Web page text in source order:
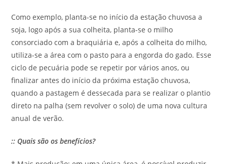
Como exemplo, planta-se no início da estação chuvosa a
soja, logo após a sua colheita, planta-se o milho
consorciado com a braquiária e, após a colheita do milho,
utiliza-se a área com o pasto para a engorda do gado. Esse
ciclo de pecuária pode se repetir por vários anos, ou
finalizar antes do início da próxima estação chuvosa,
quando a pastagem é dessecada para se realizar o plantio
direto na palha (sem revolver o solo) de uma nova cultura
anual de verão.
:: Quais são os benefícios?